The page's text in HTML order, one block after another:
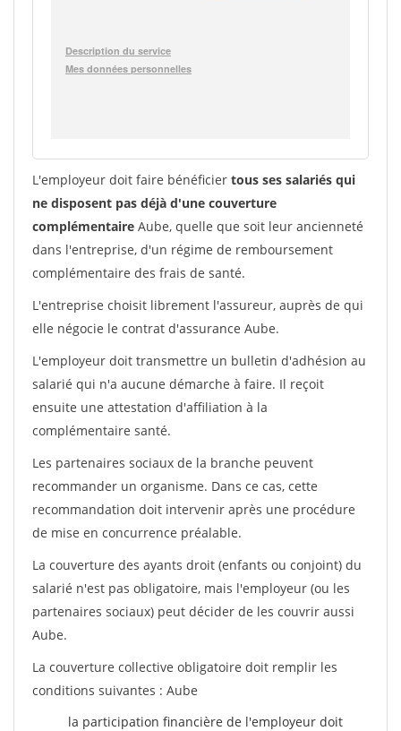
L'employeur doit faire bénéficier tous ses salariés qui
ne disposent pas déjà d'une couverture
complémentaire Aube, quelle que soit leur ancienneté
dans l'entreprise, d'un régime de remboursement
complémentaire des frais de santé.
L'entreprise choisit librement l'assureur, auprès de qui
elle négocie le contrat d'assurance Aube.
L'employeur doit transmettre un bulletin d'adhésion au
salarié qui n'a aucune démarche à faire. Il reçoit
ensuite une attestation d'affiliation à la
complémentaire santé.
Les partenaires sociaux de la branche peuvent
recommander un organisme. Dans ce cas, cette
recommandation doit intervenir après une procédure
de mise en concurrence préalable.
La couverture des ayants droit (enfants ou conjoint) du
salarié n'est pas obligatoire, mais l'employeur (ou les
partenaires sociaux) peut décider de les couvrir aussi
Aube.
La couverture collective obligatoire doit remplir les
conditions suivantes : Aube
la participation financière de l'employeur doit